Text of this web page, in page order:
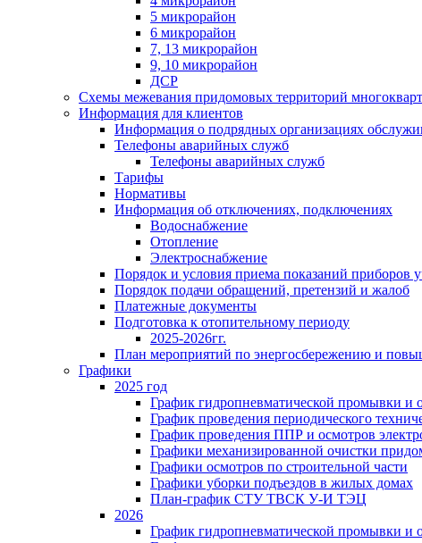
5 микрорайон
6 микрорайон
7, 13 микрорайон
9, 10 микрорайон
ДСР
Схемы межевания придомовых территорий
Информация для клиентов
Информация о подрядных организациях
Телефоны аварийных служб
Телефоны аварийных служб
Тарифы
Нормативы
Информация об отключениях, подключениях
Водоснабжение
Отопление
Электроснабжение
Порядок и условия приема показаний приборов
Порядок подачи обращений, претензий и жалоб
Платежные документы
Подготовка к отопительному периоду
2025-2026гг.
План мероприятий по энергосбережению и
Графики
2025 год
График гидропневматической промывки и
График проведения периодического
График проведения ППР и осмотров
Графики механизированной очистки
Графики осмотров по строительной части
Графики уборки подъездов в жилых домах
План-график СТУ ТВСК У-И ТЭЦ
2026
График гидропневматической промывки и